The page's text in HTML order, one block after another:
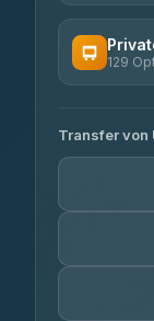
Rayong
129
4.68
Than Car
Transfer von